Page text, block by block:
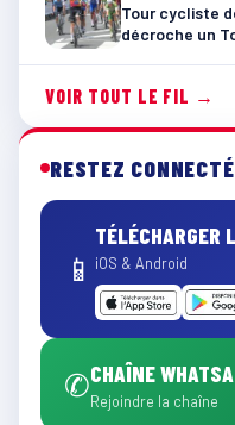
Tour cycliste
décroche un
VOIR TOUT LE FIL →
RESTEZ CONNECTÉ
📱
TÉLÉCHARGER
iOS & Android
✆CHAÎNE
Rejoindre la chaîne